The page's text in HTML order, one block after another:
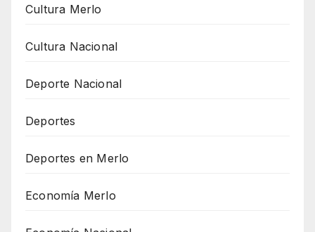
Cultura Merlo
Cultura Nacional
Deporte Nacional
Deportes
Deportes en Merlo
Economía Merlo